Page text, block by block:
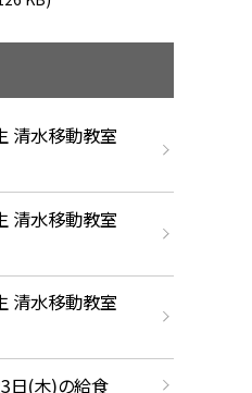
清水移動教室
清水移動教室
清水移動教室
日(木)の給食